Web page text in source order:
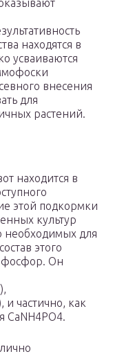
находятся в
усваиваются
внесения
для
растений.
находится в
этой подкормки
культур
для
этого
фосфор. Он
частично, как